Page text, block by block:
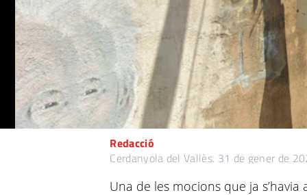
Redacció
Cerdanyola del Vallès. 31 de gener de
Una de les mocions que ja